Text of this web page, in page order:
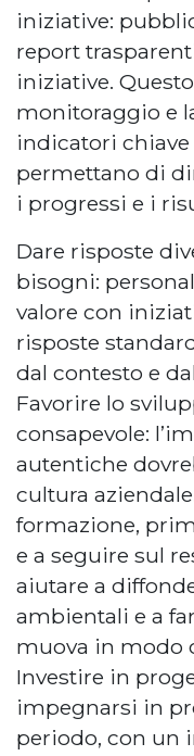
iniziative:
report
iniziative.
monitoraggio e
indicatori
permettano di
i progressi e i
Dare risposte
bisogni:
valore con
risposte
dal contesto e
Favorire lo
consapevole:
autentiche
cultura
formazione,
e a seguire sul
aiutare a
ambientali e a
muova in modo
Investire in
impegnarsi in
periodo, con un